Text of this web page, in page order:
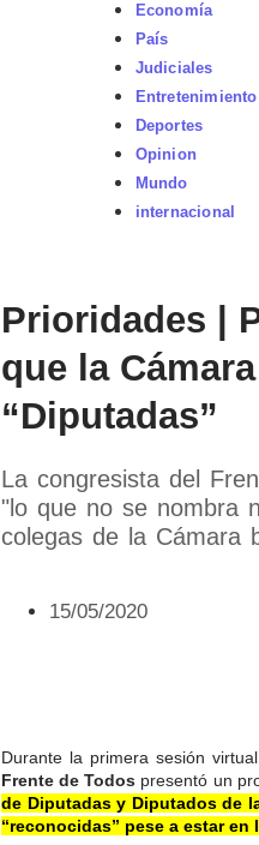
Economía
País
Judiciales
Entretenimiento
Deportes
Opinion
Mundo
internacional
Prioridades |
que la
“Diputadas”
La congresista del
"lo que no se nombra
colegas de la Cámara
15/05/2020
Durante la primera sesión
Frente de Todos presentó un
de Diputadas y Diputados de
“reconocidas” pese a estar en